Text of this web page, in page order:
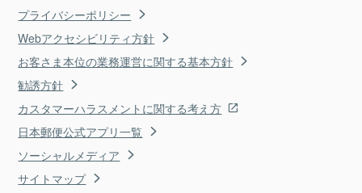
プライバシーポリシー
Webアクセシビリティ方針
お客さま本位の業務運営に関する基本方針
勧誘方針
カスタマーハラスメントに関する考え方
日本郵便公式アプリ一覧
ソーシャルメディア
サイトマップ